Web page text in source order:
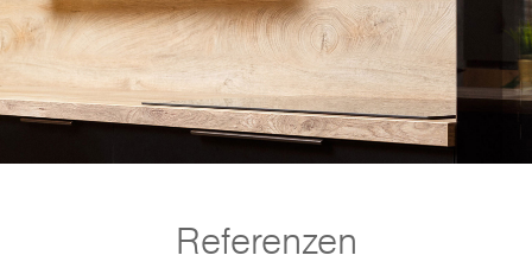
Referenzen